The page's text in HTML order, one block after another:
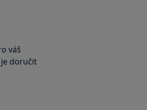
váš
doručit